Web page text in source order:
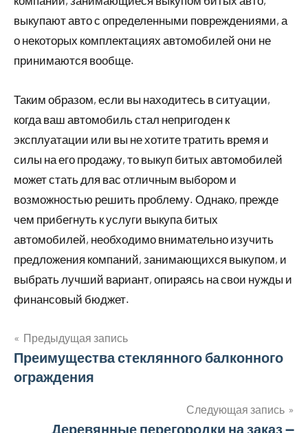
выкупают авто с определенными повреждениями, а
о некоторых комплектациях автомобилей они не
принимаются вообще.
Таким образом, если вы находитесь в ситуации,
когда ваш автомобиль стал непригоден к
эксплуатации или вы не хотите тратить время и
силы на его продажу, то выкуп битых автомобилей
может стать для вас отличным выбором и
возможностью решить проблему. Однако, прежде
чем прибегнуть к услуги выкупа битых
автомобилей, необходимо внимательно изучить
предложения компаний, занимающихся выкупом, и
выбрать лучший вариант, опираясь на свои нужды и
финансовый бюджет.
Навигация
по
Предыдущая запись
Преимущества стеклянного балконного
ограждения
Следующая запись
Деревянные перегородки на заказ —